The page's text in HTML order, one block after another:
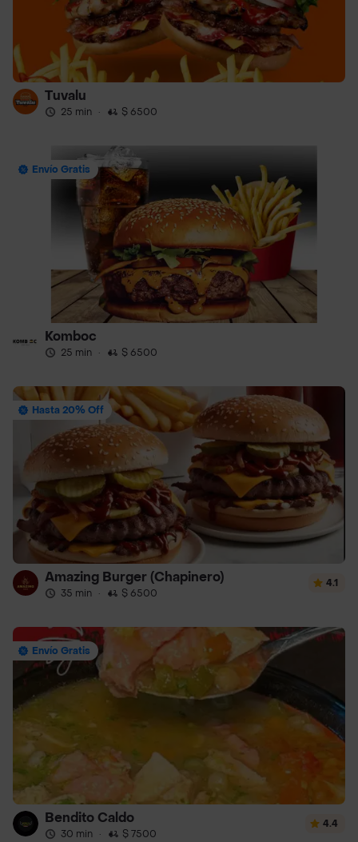
Tuvalu
25 min · $ 6500
Envío Gratis
Komboc
25 min · $ 6500
Hasta 20% Off
Amazing Burger (Chapinero)
35 min · $ 6500
4.1
Envío Gratis
Bendito Caldo
30 min · $ 7500
4.4